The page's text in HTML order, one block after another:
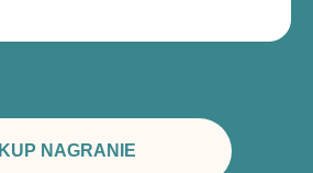
KUP NAGRANIE